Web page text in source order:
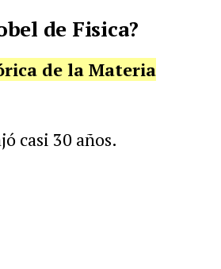
de Fisica?
de la Materia
casi 30 años.